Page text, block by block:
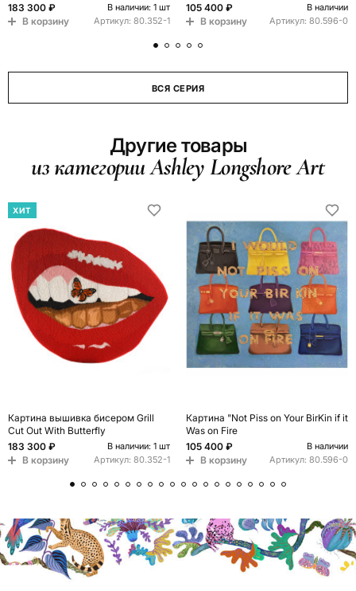
183 300 ₽
В наличии: 1 шт
В корзину Артикул: 80.352-1
105 400 ₽
В наличии
В корзину Артикул: 80.596-0
ВСЯ СЕРИЯ
Другие товары
из категории Ashley Longshore Art
ХИТ
Картина вышивка бисером Grill
Cut Out With Butterfly
183 300 ₽
В наличии: 1 шт
В корзину Артикул: 80.352-1
Картина "Not Piss on Your BirKin if it
Was on Fire
105 400 ₽
В наличии
В корзину Артикул: 80.596-0